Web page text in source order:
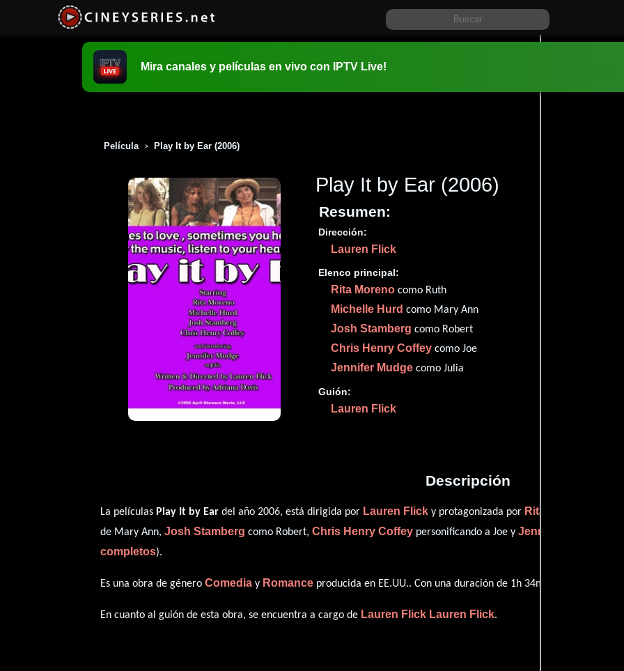
Mira canales y películas en vivo con IPTV Live!
Película > Play It by Ear (2006)
Play It by Ear (2006)
Resumen:
Dirección:
Lauren Flick
Elenco principal:
Rita Moreno como Ruth
Michelle Hurd como Mary Ann
Josh Stamberg como Robert
Chris Henry Coffey como Joe
Jennifer Mudge como Julia
Guión:
Lauren Flick
1h 34m
Descripción
La películas Play It by Ear del año 2006, está dirigida por Lauren Flick y protagonizada por Rita Moreno
de Mary Ann,Josh Stamberg como Robert,Chris Henry Coffey personificando a Joe yJennifer Mudge
completos).
Es una obra de géneroComedia y Romance producida en EE.UU.. Con una duración de 1h 34m (94 minutos),
En cuanto al guión de esta obra, se encuentra a cargo de Lauren Flick Lauren Flick.